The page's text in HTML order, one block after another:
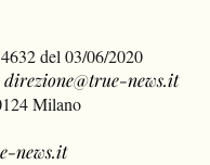
del 03/06/2020
direzione@true-news.it
Milano
news.it